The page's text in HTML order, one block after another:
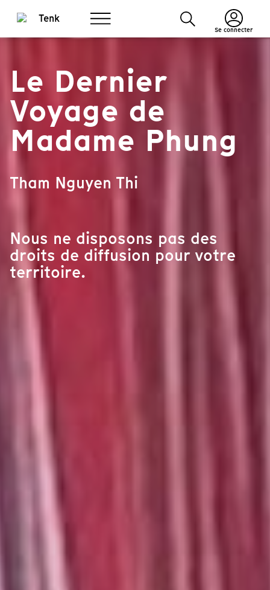
Se connecter
Le Dernier
Voyage de
Madame Phung
Tham Nguyen Thi
Nous ne disposons pas des
droits de diffusion pour votre
territoire.